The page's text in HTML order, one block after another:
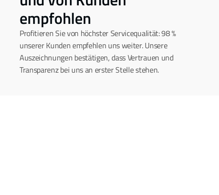
empfohlen
Profitieren Sie von höchster Servicequalität: 98 %
unserer Kunden empfehlen uns weiter. Unsere
Auszeichnungen bestätigen, dass Vertrauen und
Transparenz bei uns an erster Stelle stehen.